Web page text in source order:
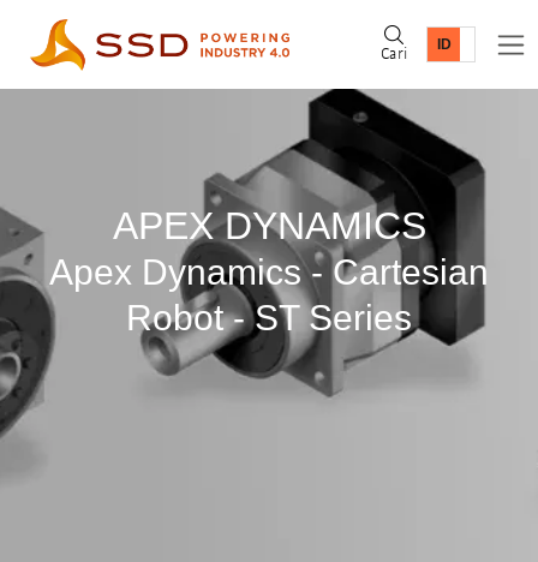
Cari
APEX DYNAMICS
Apex Dynamics - Cartesian
Robot - ST Series